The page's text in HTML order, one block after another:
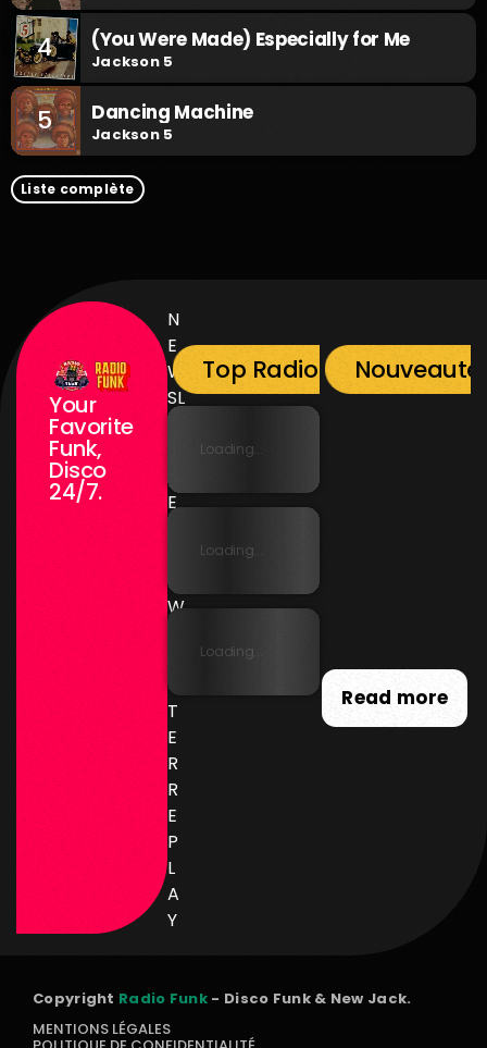
4 (You Were Made) Especially for Me
Jackson 5
5 Dancing Machine
Jackson 5
Liste complète
Your
Favorite
Funk,
Disco
24/7.
N
E
W
SL
E
E
E
W
T
T
E
R
R
E
P
L
A
Y
Top Radio Funk
Loading...
Loading...
Loading...
Read more
Copyright Radio Funk - Disco Funk & New Jack.
MENTIONS LÉGALES